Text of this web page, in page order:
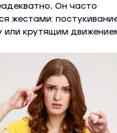
Он часто
жестами:
или крутящим